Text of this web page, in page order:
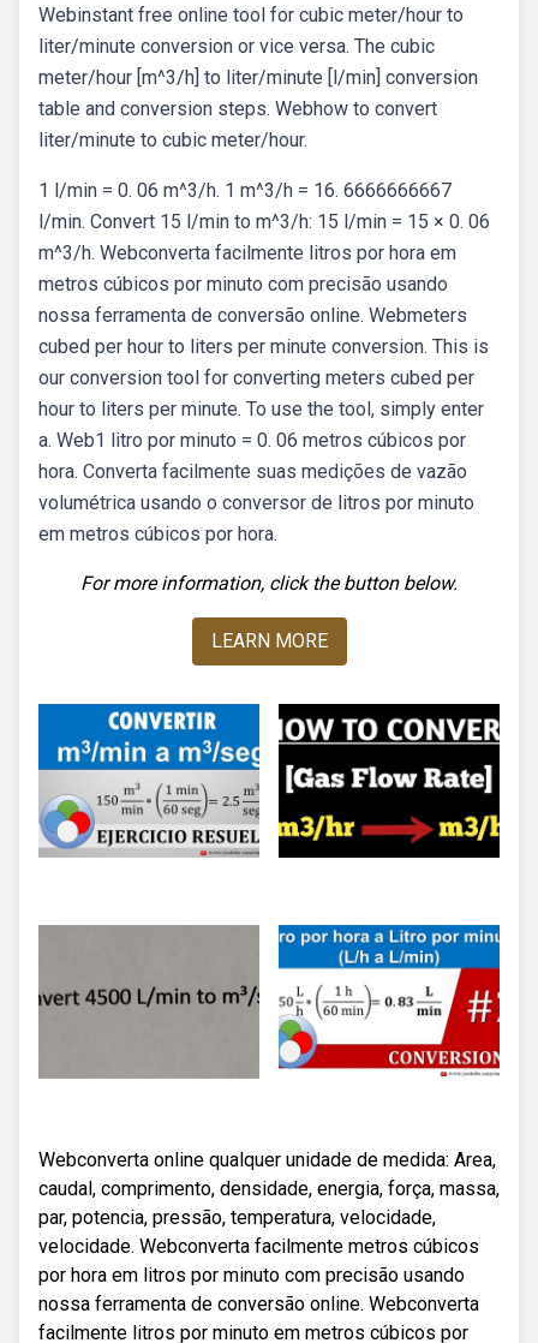
Webinstant free online tool for cubic meter/hour to
liter/minute conversion or vice versa. The cubic
meter/hour [m^3/h] to liter/minute [l/min] conversion
table and conversion steps. Webhow to convert
liter/minute to cubic meter/hour.
1 l/min = 0. 06 m^3/h. 1 m^3/h = 16. 6666666667
l/min. Convert 15 l/min to m^3/h: 15 l/min = 15 × 0. 06
m^3/h. Webconverta facilmente litros por hora em
metros cúbicos por minuto com precisão usando
nossa ferramenta de conversão online. Webmeters
cubed per hour to liters per minute conversion. This is
our conversion tool for converting meters cubed per
hour to liters per minute. To use the tool, simply enter
a. Web1 litro por minuto = 0. 06 metros cúbicos por
hora. Converta facilmente suas medições de vazão
volumétrica usando o conversor de litros por minuto
em metros cúbicos por hora.
For more information, click the button below.
LEARN MORE
Webconverta online qualquer unidade de medida: Area,
caudal, comprimento, densidade, energia, força, massa,
par, potencia, pressão, temperatura, velocidade,
velocidade. Webconverta facilmente metros cúbicos
por hora em litros por minuto com precisão usando
nossa ferramenta de conversão online. Webconverta
facilmente litros por minuto em metros cúbicos por